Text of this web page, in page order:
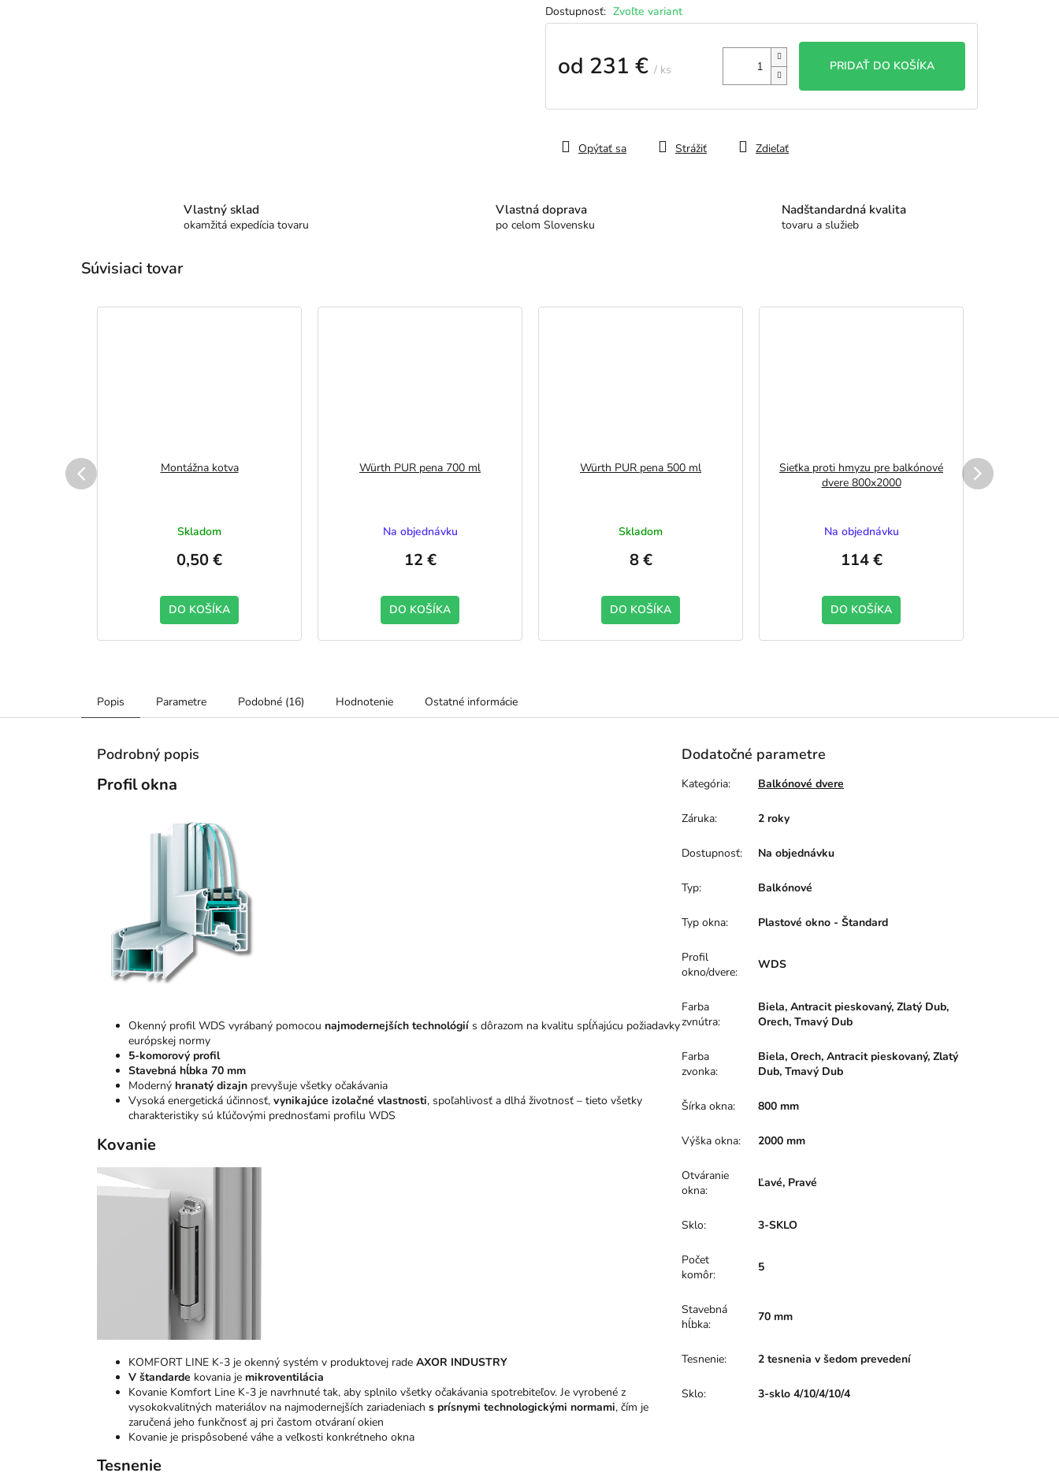
Zvoľte variant
od 231 € / ks
cena:
PRIDAŤ DO KOŠÍKA
Opýtať sa Strážiť Zdieľať
Vlastný sklad
okamžitá expedícia tovaru
Vlastná doprava
po celom Slovensku
Nadštandardná kvalita
tovaru a služieb
Súvisiaci tovar
Montážna kotva
Skladom
0,50 €
DO KOŠÍKA
Würth PUR pena 700 ml
Na objednávku
12 €
DO KOŠÍKA
Würth PUR pena 500 ml
Skladom
8 €
DO KOŠÍKA
Sieťka proti hmyzu pre balkónové
dvere 800x2000
Na objednávku
114 €
DO KOŠÍKA
Popis Parametre Podobné (16) Hodnotenie Ostatné informácie
Podrobný popis
Profil okna
Okenný profil WDS vyrábaný pomocou najmodernejších technológií s dôrazom na kvalitu spĺňajúcu požiadavky
európskej normy
5-komorový profil
Stavebná hĺbka 70 mm
Moderný hranatý dizajn prevyšuje všetky očakávania
Vysoká energetická účinnosť, vynikajúce izolačné vlastnosti, spoľahlivosť a dlhá životnosť – tieto všetky
charakteristiky sú kľúčovými prednosťami profilu WDS
Kovanie
KOMFORT LINE K-3 je okenný systém v produktovej rade AXOR INDUSTRY
V štandarde kovania je mikroventilácia
Kovanie Komfort Line K-3 je navrhnuté tak, aby splnilo všetky očakávania spotrebiteľov. Je vyrobené z
vysokokvalitných materiálov na najmodernejších zariadeniach s prísnymi technologickými normami, čím je
zaručená jeho funkčnosť aj pri častom otváraní okien
Kovanie je prispôsobené váhe a veľkosti konkrétneho okna
Tesnenie
Dodatočné parametre
Kategória: Balkónové dvere
Záruka: 2 roky
Dostupnosť: Na objednávku
Typ: Balkónové
Typ okna: Plastové okno - Štandard
Profil
okno/dvere:
WDS
Farba
zvnútra:
Biela, Antracit pieskovaný, Zlatý Dub,
Orech, Tmavý Dub
Farba
zvonka:
Biela, Orech, Antracit pieskovaný, Zlatý
Dub, Tmavý Dub
Šírka okna: 800 mm
Výška okna: 2000 mm
Otváranie
okna:
Ľavé, Pravé
Sklo: 3-SKLO
Počet
komôr:
5
Stavebná
hĺbka:
70 mm
Tesnenie: 2 tesnenia v šedom prevedení
Sklo: 3-sklo 4/10/4/10/4